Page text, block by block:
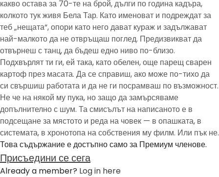
какво остава за 70-те на брой, дълги по година кадъра,
колкото тук живя Бела Тар. Като именоват и подреждат за
теб „нещата“, опори като него дават кураж и задължават
най-малкото да не отвръщаш поглед. Предизвикват да
отвърнеш с танц, да бъдеш едно ниво по-близо.
Подхвърлят ти ги, ей така, като обелен, още парещ сварен
картоф през масата. Да се справиш, ако може по-тихо да
си свършиш работата и да не ги посрамваш по възможност.
Не че на някой му пука, но защо да замърсяваме
допълнително с шум. Та смисълът на написаното е в
подсещане за мястото и реда на човек — в опашката, в
системата, в хронотопа на собствения му филм. Или пък не.
Това съдържание е достъпно само за Премиум членове.
Присъедини се сега
Already a member? Log in here